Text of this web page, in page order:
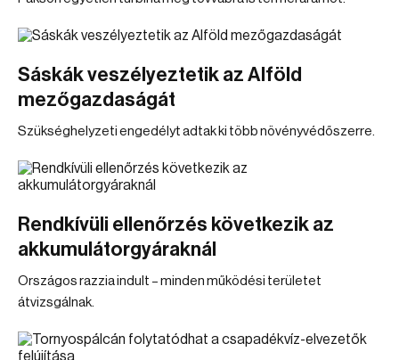
Sáskák veszélyeztetik az Alföld
mezőgazdaságát
Szükséghelyzeti engedélyt adtak ki több növényvédőszerre.
Rendkívüli ellenőrzés következik az
akkumulátorgyáraknál
Országos razzia indult – minden működési területet
átvizsgálnak.